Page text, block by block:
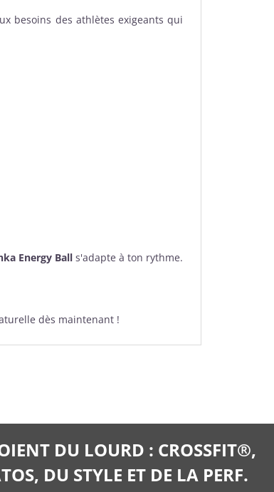
besoins des athlètes exigeants qui
Energy Balls'adapte à ton rythme.
dès maintenant !
DU LOURD : CROSSFIT®,
DU STYLE ET DE LA PERF.